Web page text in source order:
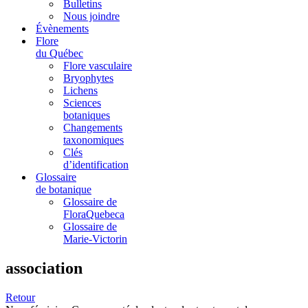
Bulletins
Nous joindre
Évènements
Flore
du Québec
Flore vasculaire
Bryophytes
Lichens
Sciences
botaniques
Changements
taxonomiques
Clés
d’identification
Glossaire
de botanique
Glossaire de
FloraQuebeca
Glossaire de
Marie-Victorin
association
Retour